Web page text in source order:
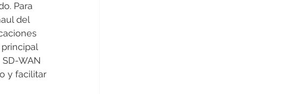
Para
del
WAN
y facilitar